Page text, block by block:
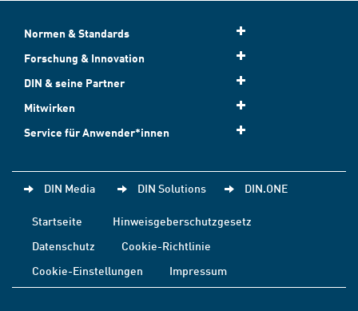
Normen & Standards
Forschung & Innovation
DIN & seine Partner
Mitwirken
Service für Anwender*innen
DIN Media DIN Solutions DIN.ONE
Startseite
Hinweisgeberschutzgesetz
Datenschutz
Cookie-Richtlinie
Cookie-Einstellungen
Impressum